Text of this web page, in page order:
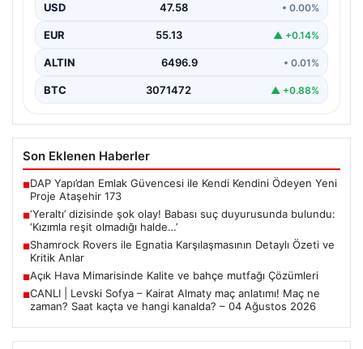
USD 47.58 • 0.00%
EUR 55.13 ▲ +0.14%
ALTIN 6496.9 • 0.01%
BTC 3071472 ▲ +0.88%
Son Eklenen Haberler
■DAP Yapı’dan Emlak Güvencesi ile Kendi Kendini Ödeyen Yeni
Proje Ataşehir 173
■‘Yeraltı’ dizisinde şok olay! Babası suç duyurusunda bulundu:
‘Kızımla reşit olmadığı halde…’
■Shamrock Rovers ile Egnatia Karşılaşmasının Detaylı Özeti ve
Kritik Anlar
■Açık Hava Mimarisinde Kalite ve bahçe mutfağı Çözümleri
■CANLI | Levski Sofya – Kairat Almaty maç anlatımı! Maç ne
zaman? Saat kaçta ve hangi kanalda? – 04 Ağustos 2026